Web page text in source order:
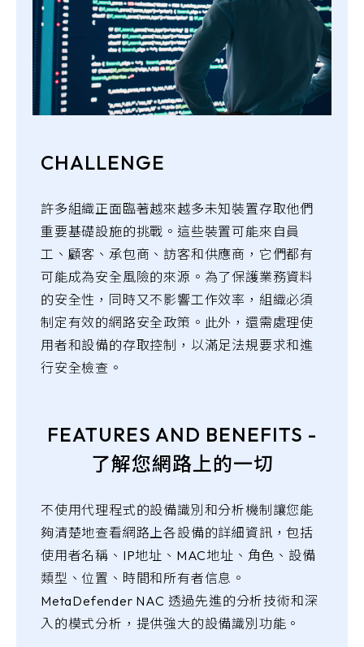
CHALLENGE
許多組織正面臨著越來越多未知裝置存取他們
重要基礎設施的挑戰。這些裝置可能來自員
工、顧客、承包商、訪客和供應商，它們都有
可能成為安全風險的來源。為了保護業務資料
的安全性，同時又不影響工作效率，組織必須
制定有效的網路安全政策。此外，還需處理使
用者和設備的存取控制，以滿足法規要求和進
行安全檢查。
FEATURES AND BENEFITS -
了解您網路上的一切
不使用代理程式的設備識別和分析機制讓您能
夠清楚地查看網路上各設備的詳細資訊，包括
使用者名稱、IP地址、MAC地址、角色、設備
類型、位置、時間和所有者信息。
MetaDefender NAC 透過先進的分析技術和深
入的模式分析，提供強大的設備識別功能。